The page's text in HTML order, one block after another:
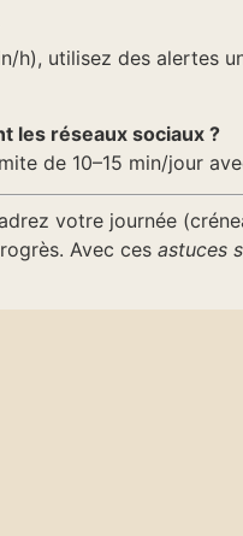
h), utilisez des alertes
les réseaux sociaux ?
de 10–15 min/jour
votre journée
Avec ces astuces